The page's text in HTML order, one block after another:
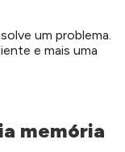
um problema.
e mais uma
memória